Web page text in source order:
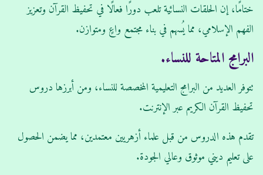
ختامًا، إن الحلقات النسائية تلعب دورًا فعالًا في تحفيظ القرآن وتعزيز
الفهم الإسلامي، مما يُسهم في بناء مجتمع واعٍ ومتوازن.
البرامج المتاحة للنساء.
تتوفر العديد من البرامج التعليمية المخصصة للنساء، ومن أبرزها دروس
تحفيظ القرآن الكريم عبر الإنترنت.
تقدم هذه الدروس من قبل علماء أزهريين معتمدين، مما يضمن الحصول
على تعليم ديني موثوق وعالي الجودة.